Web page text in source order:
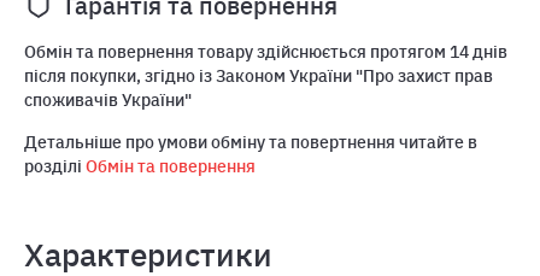
Обмін та повернення товару здійснюється протягом 14 днів
після покупки, згідно із Законом України "Про захист прав
споживачів України"
Детальніше про умови обміну та повертнення читайте в
розділі Обмін та повернення
Характеристики